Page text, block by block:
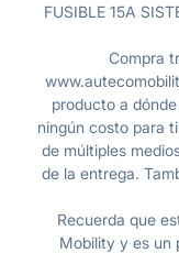
FUSIBLE 15A
Compra
producto a
ningún costo para
de múltiples
de la entrega.
Recuerda que
Mobility y es un